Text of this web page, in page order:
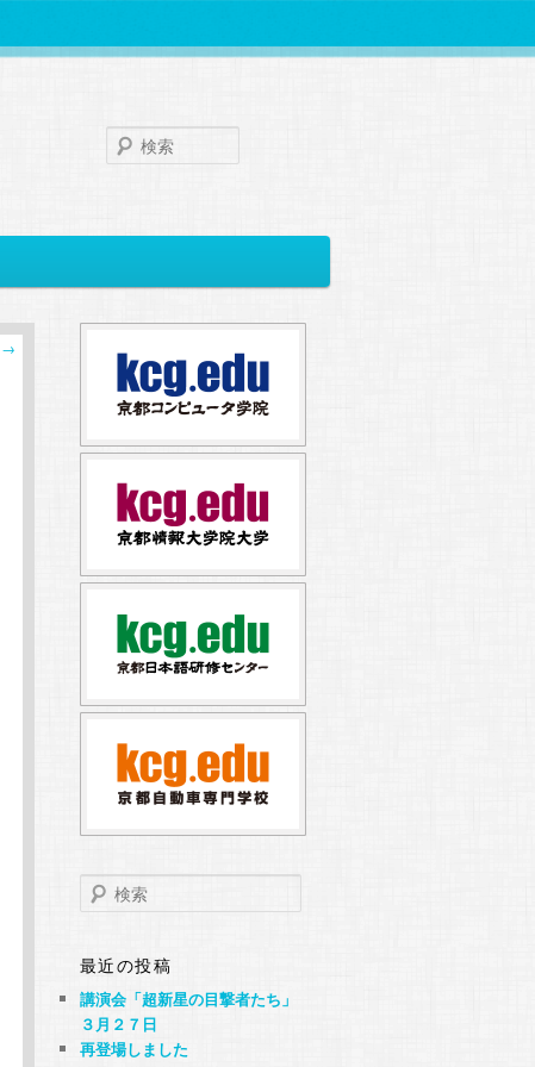
→
検
索
最近の投稿
講演会「超新星の目撃者たち」
３月２７日
再登場しました